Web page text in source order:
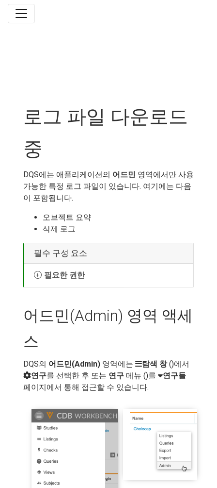
로그 파일 다운로드
중
DQS에는 애플리케이션의 어드민 영역에서만 사용
가능한 특정 로그 파일이 있습니다. 여기에는 다음
이 포함됩니다.
오브젝트 요약
삭제 로그
필수 구성 요소
필요한 권한
어드민(Admin) 영역 액세
스
DQS의 어드민(Admin) 영역에는 탐색 창()에서
연구를 선택한 후 또는 연구 메뉴 ()를 연구들
페이지에서 통해 접근할 수 있습니다.